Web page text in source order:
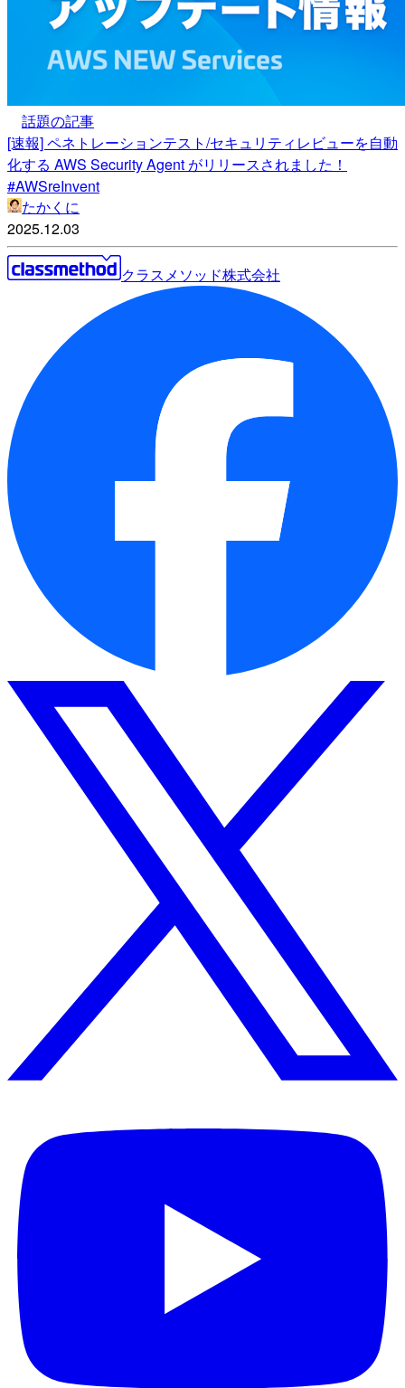
話題の記事
[速報] ペネトレーションテスト/セキュリティレビューを自動
化する AWS Security Agent がリリースされました！
#AWSreInvent
たかくに
2025.12.03
クラスメソッド株式会社